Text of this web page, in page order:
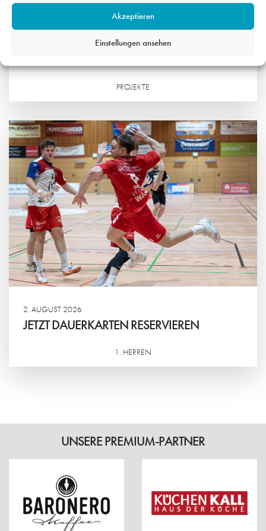
Akzeptieren
Einstellungen ansehen
PROJEKTE
2. AUGUST 2026
JETZT DAUERKARTEN RESERVIEREN
1. HERREN
UNSERE PREMIUM-PARTNER